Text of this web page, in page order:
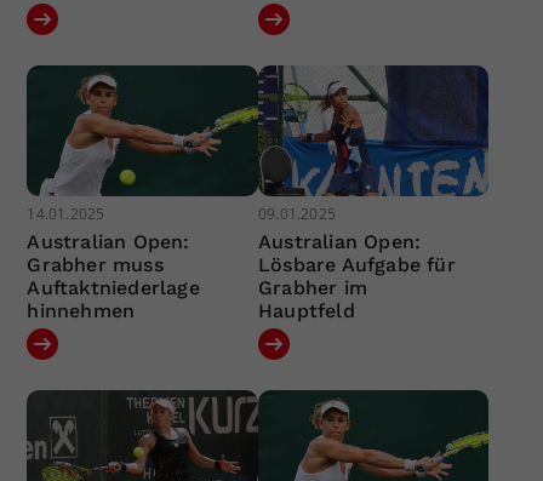
14.01.2025
Australian Open:
Grabher muss
Auftaktniederlage
hinnehmen
09.01.2025
Australian Open:
Lösbare Aufgabe für
Grabher im
Hauptfeld